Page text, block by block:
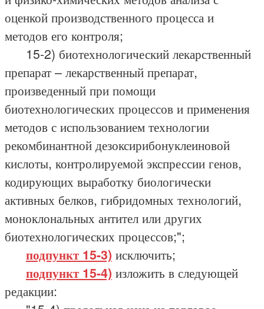
оценкой производственного процесса и
методов его контроля;
15-2) биотехнологический лекарственный
препарат – лекарственный препарат,
произведенный при помощи
биотехнологических процессов и применения
методов с использованием технологии
рекомбинантной дезоксирибонуклеиновой
кислоты, контролируемой экспрессии генов,
кодирующих выработку биологически
активных белков, гибридомных технологий,
моноклональных антител или других
биотехнологических процессов;";
подпункт 15-3) исключить;
подпункт 15-4) изложить в следующей
редакции: